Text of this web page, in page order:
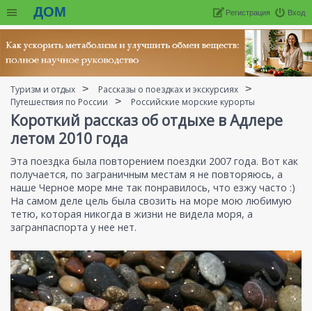
ДОМ Вход
Регистрация
Туризм и отдых
Рассказы о поездках и экскурсиях
Путешествия по России
Российские морские курорты
Короткий рассказ об отдыхе в Адлере
летом 2010 года
Эта поездка была повторением поездки 2007 года. Вот как
получается, по заграничным местам я не повторяюсь, а
наше Черное море мне так понравилось, что езжу часто :)
На самом деле цель была свозить на море мою любимую
тетю, которая никогда в жизни не видела моря, а
загранпаспорта у нее нет.